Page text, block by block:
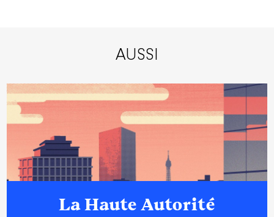
AUSSI
La Haute Autorité